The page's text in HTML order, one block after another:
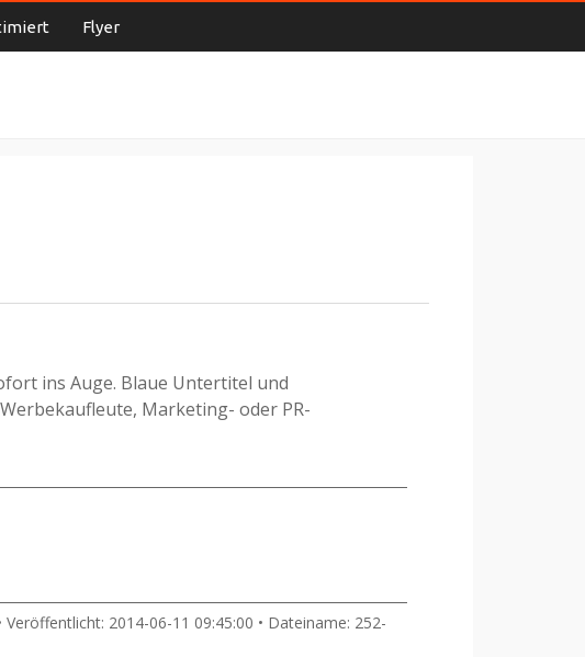
Flyer
ins Auge. Blaue Untertitel und
Marketing- oder PR-
2014-06-11 09:45:00 • Dateiname: 252-